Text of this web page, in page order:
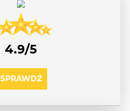
4.9/5
SPRAWDŹ